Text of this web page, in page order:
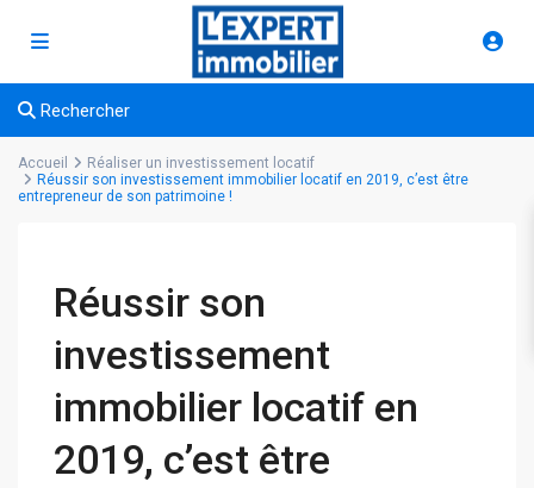
Rechercher
Accueil
Réaliser un investissement locatif
Réussir son investissement immobilier locatif en 2019, c’est être
entrepreneur de son patrimoine !
Réussir son
investissement
immobilier locatif en
2019, c’est être